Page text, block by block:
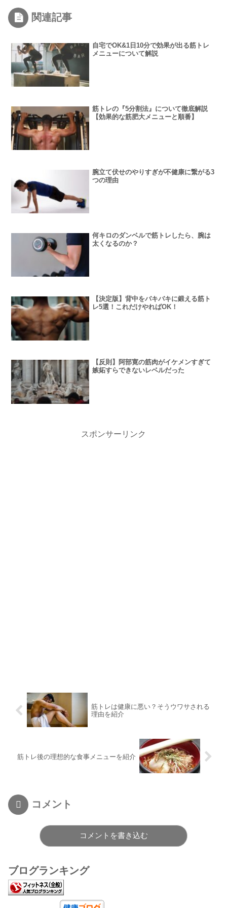
関連記事
自宅でOK&1日10分で効果が出る筋トレ
メニューについて解説
筋トレの『5分割法』について徹底解説
【効果的な筋肥大メニューと順番】
腕立て伏せのやりすぎが不健康に繋がる3
つの理由
何キロのダンベルで筋トレしたら、腕は
太くなるのか？
【決定版】背中をバキバキに鍛える筋ト
レ5選！これだけやればOK！
【反則】阿部寛の筋肉がイケメンすぎて
嫉妬すらできないレベルだった
スポンサーリンク
筋トレは健康に悪い？そうウワサされる
理由を紹介
筋トレ後の理想的な食事メニューを紹介
コメント
コメントを書き込む
ブログランキング